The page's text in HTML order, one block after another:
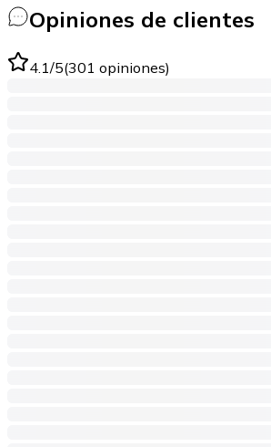
Opiniones de clientes
4.1/5(301 opiniones)